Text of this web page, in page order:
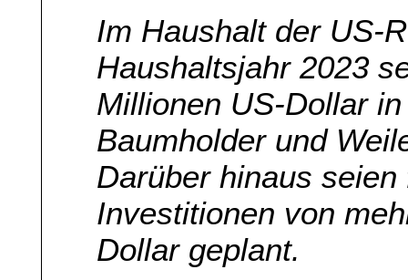
Im Haushalt der US-
Haushaltsjahr 2023
Millionen US-Dollar
Baumholder und
Darüber hinaus
Investitionen von
Dollar geplant.